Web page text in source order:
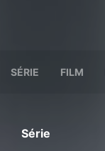
SÉRIE FILM
Série